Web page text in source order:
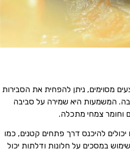
מסוימים, ניתן להפחית את הסבירות
המשמעות היא שמירה על סביבה
וחומר צמחי מתכלה.
יכולים להיכנס דרך פתחים קטנים, כמו
במסכים על חלונות ודלתות יכול